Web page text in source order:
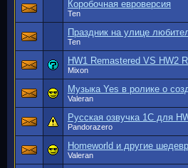
Коробочная евроверсия
Ten
Праздник на улице
Ten
HW1 Remastered VS HW2
Mixon
Музыка Yes в ролике о
Valeran
Русская озвучка 1C для
Pandorazero
Homeworld и другие
Valeran